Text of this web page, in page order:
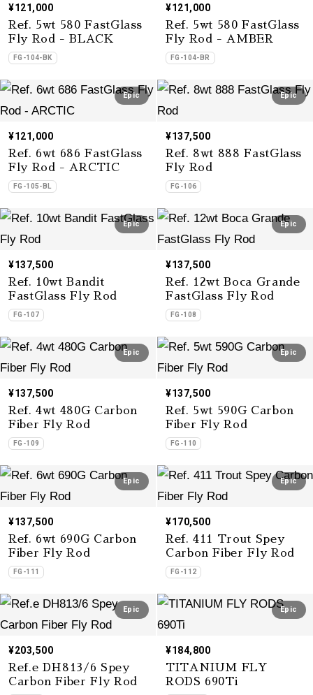
¥121,000
Ref. 5wt 580 FastGlass
Fly Rod - BLACK
FG-104-BK
¥121,000
Ref. 5wt 580 FastGlass
Fly Rod - AMBER
FG-104-BR
Epic
¥121,000
Ref. 6wt 686 FastGlass
Fly Rod - ARCTIC
FG-105-BL
Epic
¥137,500
Ref. 8wt 888 FastGlass
Fly Rod
FG-106
Epic
¥137,500
Ref. 10wt Bandit
FastGlass Fly Rod
FG-107
Epic
¥137,500
Ref. 12wt Boca Grande
FastGlass Fly Rod
FG-108
Epic
¥137,500
Ref. 4wt 480G Carbon
Fiber Fly Rod
FG-109
Epic
¥137,500
Ref. 5wt 590G Carbon
Fiber Fly Rod
FG-110
Epic
¥137,500
Ref. 6wt 690G Carbon
Fiber Fly Rod
FG-111
Epic
¥170,500
Ref. 411 Trout Spey
Carbon Fiber Fly Rod
FG-112
Epic
¥203,500
Ref.e DH813/6 Spey
Carbon Fiber Fly Rod
Epic
¥184,800
TITANIUM FLY
RODS 690Ti